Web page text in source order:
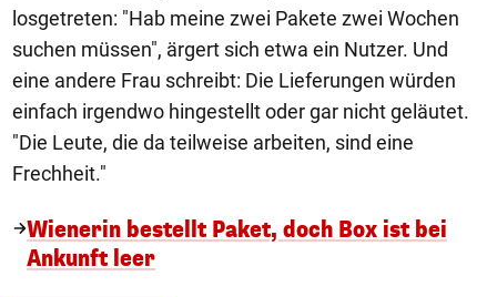
losgetreten: "Hab meine zwei Pakete zwei Wochen
suchen müssen", ärgert sich etwa ein Nutzer. Und
eine andere Frau schreibt: Die Lieferungen würden
einfach irgendwo hingestellt oder gar nicht geläutet.
"Die Leute, die da teilweise arbeiten, sind eine
Frechheit."
Wienerin bestellt Paket, doch Box ist bei
Ankunft leer